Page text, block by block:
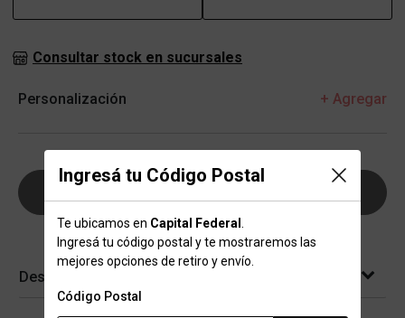
Ingresá tu Código Postal
Te ubicamos en Capital Federal
Ingresá tu código postal y te mostraremos las
mejores opciones de retiro y envío.
Código Postal
Consultar stock en sucursales
Personalización + Agregar
Descripción